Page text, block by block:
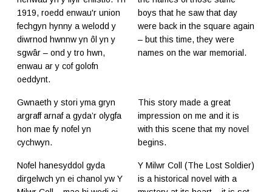
1919, roedd enwau'r union
fechgyn hynny a welodd y
diwrnod hwnnw yn ôl yn y
sgwâr – ond y tro hwn,
enwau ar y cof golofn
oeddynt.
boys that he saw that day
were back in the square again
– but this time, they were
names on the war memorial.
Gwnaeth y stori yma gryn
argraff arnaf a gyda’r olygfa
hon mae fy nofel yn
cychwyn.
This story made a great
impression on me and it is
with this scene that my novel
begins.
Nofel hanesyddol gyda
dirgelwch yn ei chanol yw Y
Y Milwr Coll (The Lost Soldier)
is a historical novel with a